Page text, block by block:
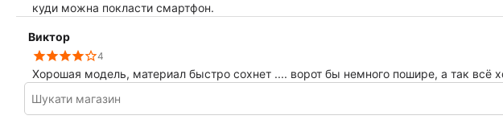
куди можна покласти смартфон.
Виктор
4
Хорошая модель, материал быстро сохнет .... ворот бы немного пошире, а так всё